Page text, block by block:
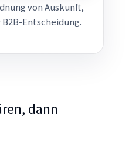
von Auskunft,
Entscheidung.
dann